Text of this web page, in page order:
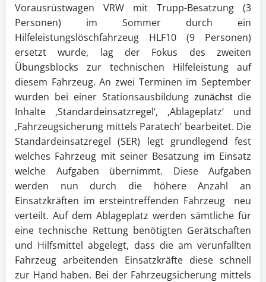
Vorausrüstwagen VRW mit Trupp-Besatzung (3
Personen) im Sommer durch ein
Hilfeleistungslöschfahrzeug HLF10 (9 Personen)
ersetzt wurde, lag der Fokus des zweiten
Übungsblocks zur technischen Hilfeleistung auf
diesem Fahrzeug.An zwei Terminen im September
wurden bei einer Stationsausbildung zunächstdie
Inhalte ‚Standardeinsatzregel‘, ‚Ablageplatz‘ und
‚Fahrzeugsicherung mittels Paratech‘ bearbeitet. Die
Standardeinsatzregel (SER) legt grundlegend fest
welches Fahrzeug mit seiner Besatzung im Einsatz
welche Aufgaben übernimmt. Diese Aufgaben
werden nun durch die höhere Anzahl an
Einsatzkräften im ersteintreffenden Fahrzeug neu
verteilt. Auf dem Ablageplatz werden sämtliche für
eine technische Rettung benötigten Gerätschaften
und Hilfsmittel abgelegt, dass die am verunfallten
Fahrzeug arbeitenden Einsatzkräfte diese schnell
zur Hand haben. Bei der Fahrzeugsicherung mittels